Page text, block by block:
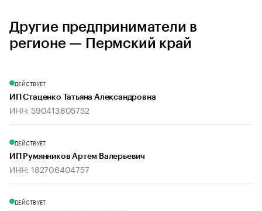
Другие предприниматели в
регионе — Пермский край
ДЕЙСТВУЕТ
ИП Стаценко Татьяна Александровна
ИНН: 590413805752
ДЕЙСТВУЕТ
ИП Румянников Артем Валерьевич
ИНН: 182706404757
ДЕЙСТВУЕТ